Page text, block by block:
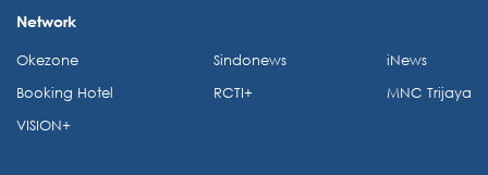
Network
Okezone
Booking Hotel
VISION+
Sindonews
RCTI+
iNews
MNC Trijaya